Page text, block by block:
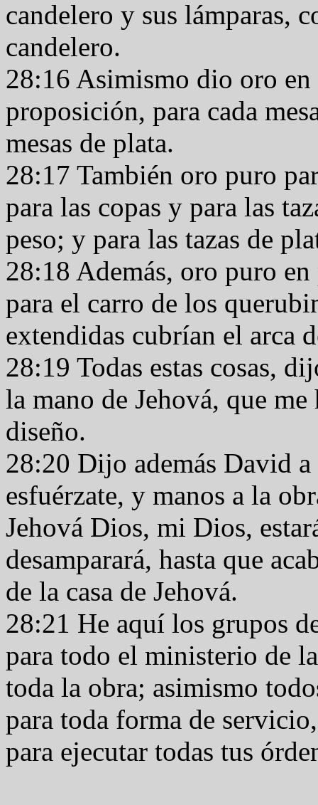
candelero y sus lámparas,
candelero.
28:16 Asimismo dio oro en
proposición, para cada
mesas de plata.
28:17 También oro puro
para las copas y para las
peso; y para las tazas de
28:18 Además, oro puro
para el carro de los
extendidas cubrían el arca
28:19 Todas estas cosas,
la mano de Jehová, que
diseño.
28:20 Dijo además David
esfuérzate, y manos a la
Jehová Dios, mi Dios,
desamparará, hasta que
de la casa de Jehová.
28:21 He aquí los grupos
para todo el ministerio de
toda la obra; asimismo
para toda forma de
para ejecutar todas tus